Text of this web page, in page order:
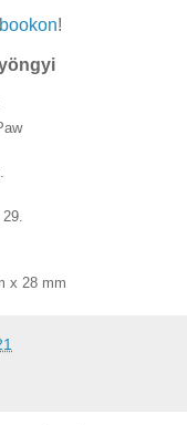
!
x 28 mm